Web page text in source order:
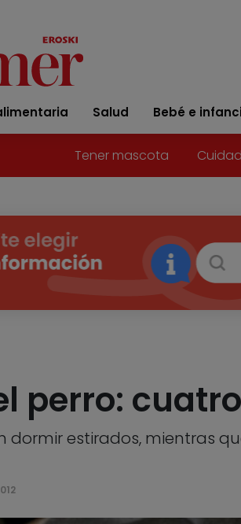
Salud Bebé e
Tener mascota
perro:
dormir estirados, mientras